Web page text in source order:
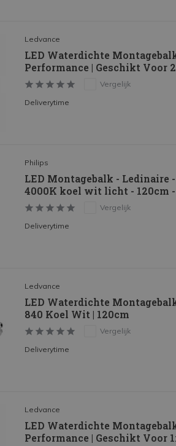
Ledvance
LED Waterdichte
Performance | Geschikt Voor
Vergelijk
Deliverytime
Philips
LED Montagebalk - Ledinaire
4000K koel wit licht - 120cm
Vergelijk
Deliverytime
Ledvance
LED Waterdichte
840 Koel Wit | 120cm
Vergelijk
Deliverytime
Ledvance
LED Waterdichte
Performance | Geschikt Voor